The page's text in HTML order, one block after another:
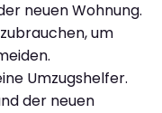
neuen Wohnung.
um
Umzugshelfer.
der neuen